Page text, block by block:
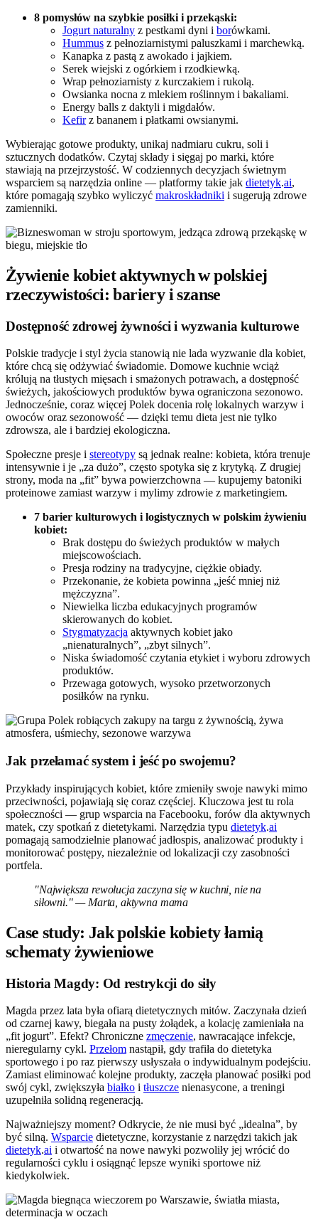
8 pomysłów na szybkie posiłki i przekąski:
Jogurt naturalny z pestkami dyni i borówkami.
Hummus z pełnoziarnistymi paluszkami i marchewką.
Kanapka z pastą z awokado i jajkiem.
Serek wiejski z ogórkiem i rzodkiewką.
Wrap pełnoziarnisty z kurczakiem i rukolą.
Owsianka nocna z mlekiem roślinnym i bakaliami.
Energy balls z daktyli i migdałów.
Kefirz bananem i płatkami owsianymi.
Wybierając gotowe produkty, unikaj nadmiaru cukru, soli i
sztucznych dodatków. Czytaj składy i sięgaj po marki, które
stawiają na przejrzystość. W codziennych decyzjach świetnym
wsparciem są narzędzia online — platformy takie jak dietetyk.ai,
które pomagają szybko wyliczyć makroskładniki i sugerują zdrowe
zamienniki.
Żywienie kobiet aktywnych w polskiej
rzeczywistości: bariery i szanse
Dostępność zdrowej żywności i wyzwania kulturowe
Polskie tradycje i styl życia stanowią nie lada wyzwanie dla kobiet,
które chcą się odżywiać świadomie. Domowe kuchnie wciąż
królują na tłustych mięsach i smażonych potrawach, a dostępność
świeżych, jakościowych produktów bywa ograniczona sezonowo.
Jednocześnie, coraz więcej Polek docenia rolę lokalnych warzyw i
owoców oraz sezonowość — dzięki temu dieta jest nie tylko
zdrowsza, ale i bardziej ekologiczna.
Społeczne presje i stereotypy są jednak realne: kobieta, która trenuje
intensywnie i je „za dużo”, często spotyka się z krytyką. Z drugiej
strony, moda na „fit” bywa powierzchowna — kupujemy batoniki
proteinowe zamiast warzyw i mylimy zdrowie z marketingiem.
7 barier kulturowych i logistycznych w polskim żywieniu
kobiet:
Brak dostępu do świeżych produktów w małych
miejscowościach.
Presja rodziny na tradycyjne, ciężkie obiady.
Przekonanie, że kobieta powinna „jeść mniej niż
mężczyzna”.
Niewielka liczba edukacyjnych programów
skierowanych do kobiet.
Stygmatyzacja aktywnych kobiet jako
„nienaturalnych”, „zbyt silnych”.
Niska świadomość czytania etykiet i wyboru zdrowych
produktów.
Przewaga gotowych, wysoko przetworzonych
posiłków na rynku.
Jak przełamać system i jeść po swojemu?
Przykłady inspirujących kobiet, które zmieniły swoje nawyki mimo
przeciwności, pojawiają się coraz częściej. Kluczowa jest tu rola
społeczności — grup wsparcia na Facebooku, forów dla aktywnych
matek, czy spotkań z dietetykami. Narzędzia typu dietetyk.ai
pomagają samodzielnie planować jadłospis, analizować produkty i
monitorować postępy, niezależnie od lokalizacji czy zasobności
portfela.
"Największa rewolucja zaczyna się w kuchni, nie na
siłowni." — Marta, aktywna mama
Case study: Jak polskie kobiety łamią
schematy żywieniowe
Historia Magdy: Od restrykcji do siły
Magda przez lata była ofiarą dietetycznych mitów. Zaczynała dzień
od czarnej kawy, biegała na pusty żołądek, a kolację zamieniała na
„fit jogurt”. Efekt? Chroniczne zmęczenie, nawracające infekcje,
nieregularny cykl. Przełom nastąpił, gdy trafiła do dietetyka
sportowego i po raz pierwszy usłyszała o indywidualnym podejściu.
Zamiast eliminować kolejne produkty, zaczęła planować posiłki pod
swój cykl, zwiększyła białko i tłuszcze nienasycone, a treningi
uzupełniła solidną regeneracją.
Najważniejszy moment? Odkrycie, że nie musi być „idealna”, by
być silną. Wsparcie dietetyczne, korzystanie z narzędzi takich jak
dietetyk.ai i otwartość na nowe nawyki pozwoliły jej wrócić do
regularności cyklu i osiągnąć lepsze wyniki sportowe niż
kiedykolwiek.